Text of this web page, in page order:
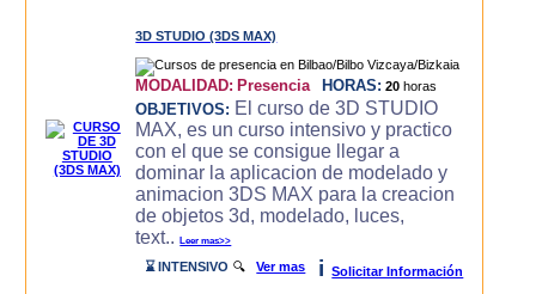
3D STUDIO (3DS MAX)
MODALIDAD: Presencia HORAS: 20 horas
OBJETIVOS: El curso de 3D STUDIO
MAX, es un curso intensivo y practico
con el que se consigue llegar a
dominar la aplicacion de modelado y
animacion 3DS MAX para la creacion
de objetos 3d, modelado, luces,
text..Leer mas>>
⌛ INTENSIVO 🔍Ver mas i Solicitar Información